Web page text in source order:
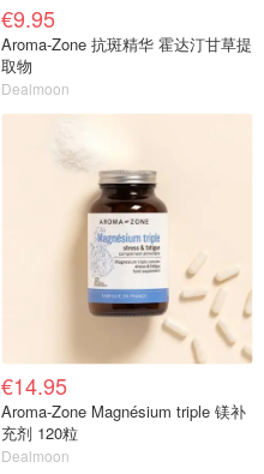
€9.95
Aroma-Zone 抗斑精华 霍达汀甘草提
取物
Dealmoon
€14.95
Aroma-Zone Magnésium triple 镁补
充剂 120粒
Dealmoon